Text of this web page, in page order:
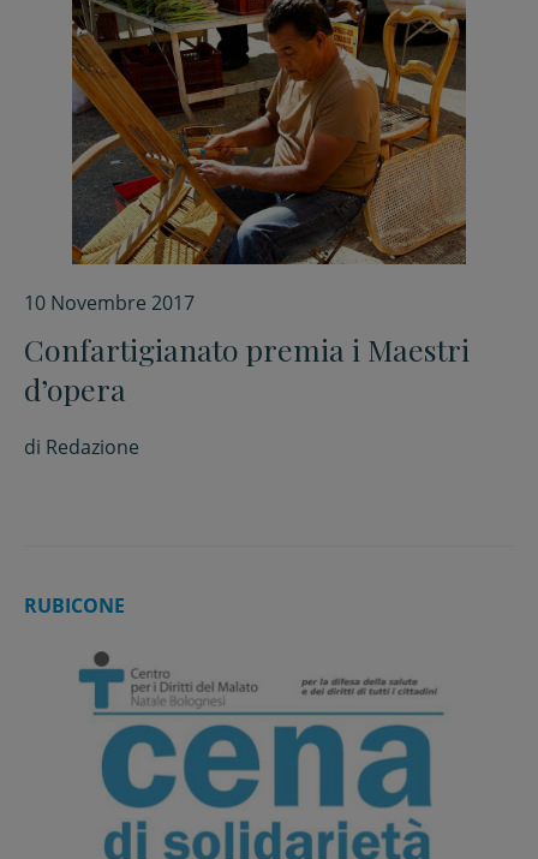
10 Novembre 2017
Confartigianato premia i Maestri
d’opera
di Redazione
RUBICONE